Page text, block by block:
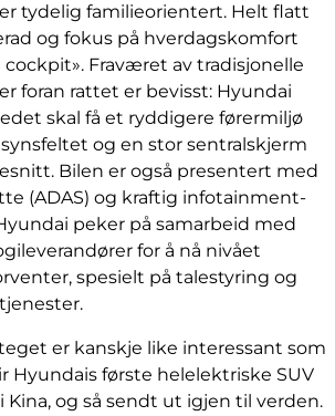
tydelig familieorientert. Helt flatt
og fokus på hverdagskomfort
cockpit». Fraværet av tradisjonelle
foran rattet er bevisst: Hyundai
skal få et ryddigere førermiljø
og en stor sentralskjerm
Bilen er også presentert med
(ADAS) og kraftig infotainment-
peker på samarbeid med
for å nå nivået
spesielt på talestyring og
er kanskje like interessant som
Hyundais første helelektriske SUV
og så sendt ut igjen til verden.